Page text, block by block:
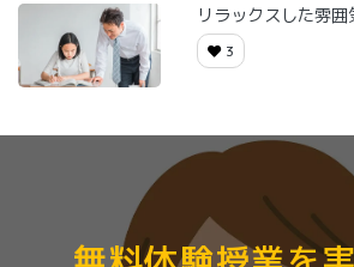
リラックスした雰
3